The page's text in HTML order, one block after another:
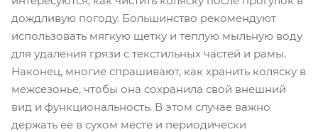
дождливую погоду. Большинство рекомендуют
использовать мягкую щетку и теплую мыльную воду
для удаления грязи с текстильных частей и рамы.
Наконец, многие спрашивают, как хранить коляску в
межсезонье, чтобы она сохранила свой внешний
вид и функциональность. В этом случае важно
держать ее в сухом месте и периодически